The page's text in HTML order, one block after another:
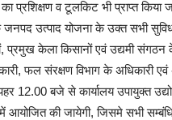
प्रशिक्षण व टूलकिट भी प्राप्त किया
उत्पाद योजना के उक्त सभी
केला किसानों एवं उद्यमी संगठन के
फल संरक्षण विभाग के
12.00 बजे से कार्यालय उपायुक्त
आयोजित की जायेगी, जिसमे सभी